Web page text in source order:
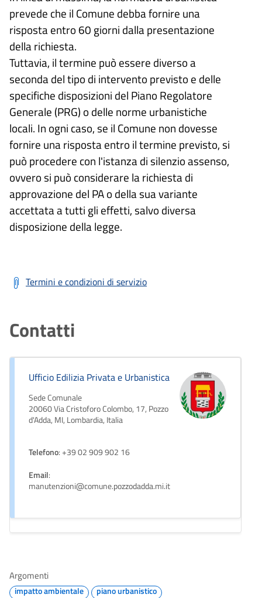
prevede che il Comune debba fornire una
risposta entro 60 giorni dalla presentazione
della richiesta.
Tuttavia, il termine può essere diverso a
seconda del tipo di intervento previsto e delle
specifiche disposizioni del Piano Regolatore
Generale (PRG) o delle norme urbanistiche
locali. In ogni caso, se il Comune non dovesse
fornire una risposta entro il termine previsto, si
può procedere con l'istanza di silenzio assenso,
ovvero si può considerare la richiesta di
approvazione del PA o della sua variante
accettata a tutti gli effetti, salvo diversa
disposizione della legge.
Termini e condizioni di servizio
Contatti
Ufficio Edilizia Privata e Urbanistica
Sede Comunale
20060 Via Cristoforo Colombo, 17, Pozzo
d'Adda, MI, Lombardia, Italia
Telefono: +39 02 909 902 16
Email:
manutenzioni@comune.pozzodadda.mi.it
Argomenti
impatto ambientale piano urbanistico